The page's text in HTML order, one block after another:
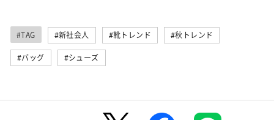
#TAG #新社会人 #靴トレンド #秋トレンド
#バッグ #シューズ